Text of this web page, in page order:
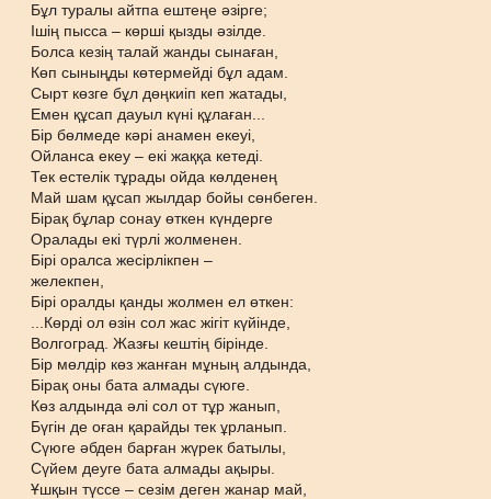
Бұл туралы айтпа ештеңе әзірге;
Ішің пысса – көрші қызды әзілде.
Болса кезің талай жанды сынаған,
Көп сыныңды көтермейді бұл адам.
Сырт көзге бұл дөңкиіп кеп жатады,
Емен құсап дауыл күні құлаған...
Бір бөлмеде кәрі анамен екеуі,
Ойланса екеу – екі жаққа кетеді.
Тек естелік тұрады ойда көлденең
Май шам құсап жылдар бойы сөнбеген.
Бірақ бұлар сонау өткен күндерге
Оралады екі түрлі жолменен.
Бірі оралса жесірлікпен –
желекпен,
Бірі оралды қанды жолмен ел өткен:
...Көрді ол өзін сол жас жігіт күйінде,
Волгоград. Жазғы кештің бірінде.
Бір мөлдір көз жанған мұның алдында,
Бірақ оны бата алмады сүюге.
Көз алдында әлі сол от тұр жанып,
Бүгін де оған қарайды тек ұрланып.
Сүюге әбден барған жүрек батылы,
Сүйем деуге бата алмады ақыры.
Ұшқын түссе – сезім деген жанар май,